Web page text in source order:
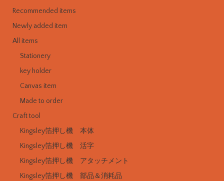
Recommended items
Newly added item
All items
Stationery
key holder
Canvas item
Made to order
Craft tool
Kingsley箔押し機 本体
Kingsley箔押し機 活字
Kingsley箔押し機 アタッチメント
Kingsley箔押し機 部品＆消耗品